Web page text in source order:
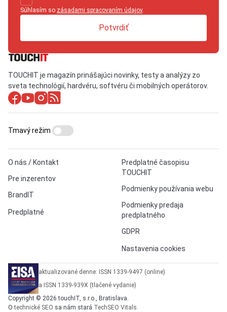
Súhlasím so zásadami spracovaním údajov.
Potvrdiť
TOUCHIT je magazín prinášajúci novinky, testy a analýzy zo
sveta technológií, hardvéru, softvéru či mobilných operátorov.
O nás / Kontakt
Pre inzerentov
BrandIT
Predplatné
Predplatné časopisu
TOUCHIT
Podmienky používania webu
Podmienky predaja
predplatného
GDPR
Nastavenia cookies
Tmavý režim
aktualizované denne: ISSN 1339-9497 (online)
a ISSN 1339-939X (tlačené vydanie)
Copyright © 2026 touchIT, s.r.o., Bratislava.
Otechnické SEO sa nám stará TechSEO Vitals.